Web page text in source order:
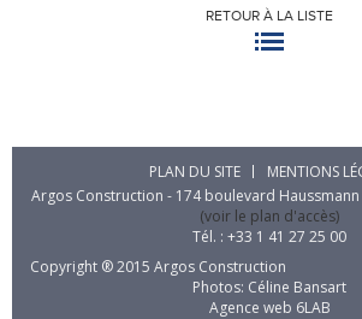
RETOUR À LA LISTE
PLAN DU SITE
MENTIONS
Argos Construction - 174 boulevard Haussmann
(voir le plan d'accès)
Tél. : +33 1 41 27 25 00
Copyright ® 2015 Argos
Photos: Céline Bansart
Agence web 6LAB